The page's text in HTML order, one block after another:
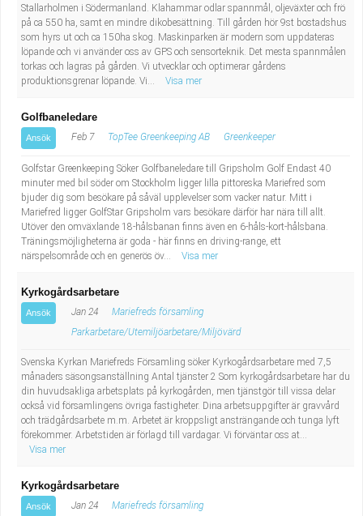
Stallarholmen i Södermanland. Klahammar odlar spannmål, oljeväxter och frö
på ca 550 ha, samt en mindre dikobesättning. Till gården hör 9st bostadshus
som hyrs ut och ca 150ha skog. Maskinparken är modern som uppdateras
löpande och vi använder oss av GPS och sensorteknik. Det mesta spannmålen
torkas och lagras på gården. Vi utvecklar och optimerar gårdens
produktionsgrenar löpande. Vi...
Visa mer
Golfbaneledare
Ansök Feb 7 TopTee Greenkeeping AB Greenkeeper
Golfstar Greenkeeping Söker Golfbaneledare till Gripsholm Golf Endast 40
minuter med bil söder om Stockholm ligger lilla pittoreska Mariefred som
bjuder dig som besökare på såväl upplevelser som vacker natur. Mitt i
Mariefred ligger GolfStar Gripsholm vars besökare därför har nära till allt.
Utöver den omväxlande 18-hålsbanan finns även en 6-håls-kort-hålsbana.
Träningsmöjligheterna är goda - här finns en driving-range, ett
närspelsområde och en generös öv...
Visa mer
Kyrkogårdsarbetare
Ansök Jan 24
Mariefreds församling
Parkarbetare/Utemiljöarbetare/Miljövärd
Svenska Kyrkan Mariefreds Församling söker Kyrkogårdsarbetare med 7,5
månaders säsongsanställning Antal tjänster 2 Som kyrkogårdsarbetare har du
din huvudsakliga arbetsplats på kyrkogården, men tjänstgör till vissa delar
också vid församlingens övriga fastigheter. Dina arbetsuppgifter är gravvård
och trädgårdsarbete m.m. Arbetet är kroppsligt ansträngande och tunga lyft
förekommer. Arbetstiden är förlagd till vardagar. Vi förväntar oss at...
Visa mer
Kyrkogårdsarbetare
Ansök Jan 24
Mariefreds församling